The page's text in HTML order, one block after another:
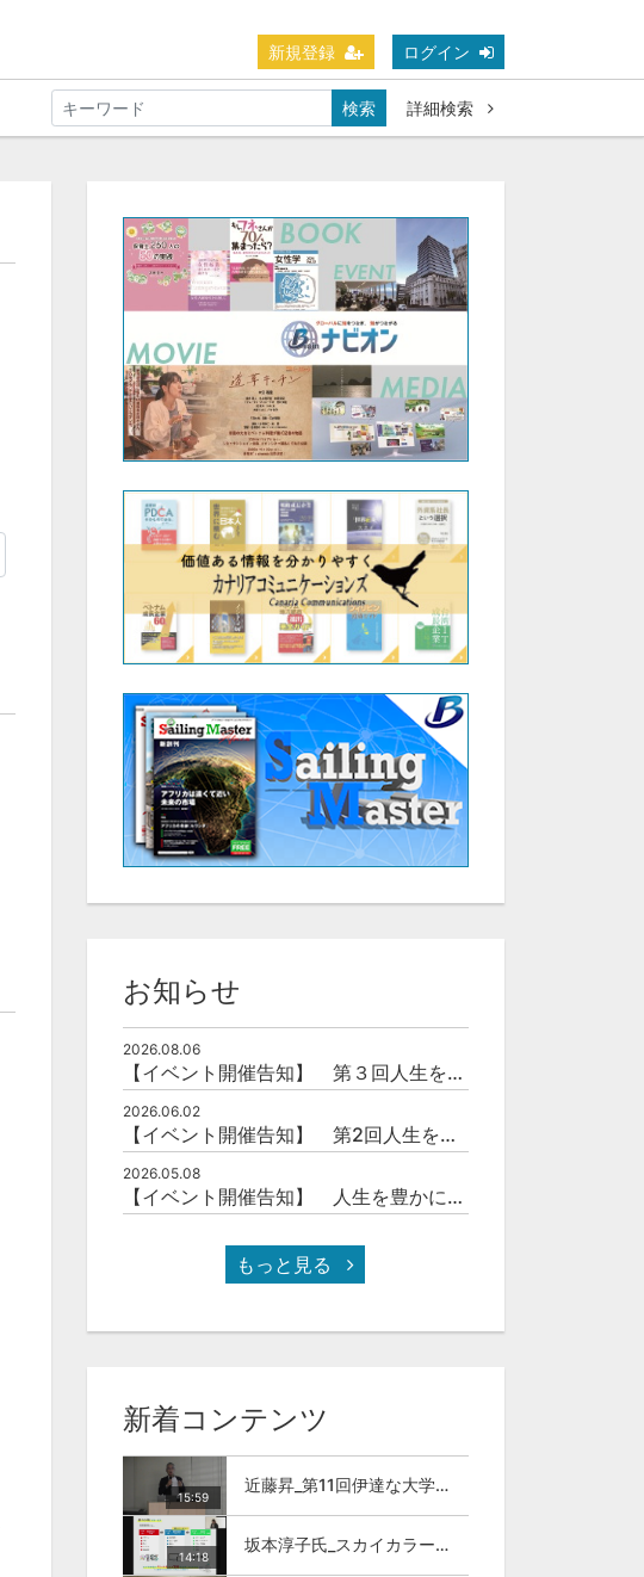
新規登録 ログイン
検索 詳細検索
お知らせ
2026.08.06
【イベント開催告知】 第３回人生を豊かにする「本の力」を学ぶ会
2026.06.02
【イベント開催告知】 第2回人生を豊かにする「本の力」を学ぶ会
2026.05.08
【イベント開催告知】 人生を豊かにする「本の力」を学ぶ会
もっと見る
新着コンテンツ
15:59
近藤昇_第11回伊達な大学院セミナー
14:18
坂本淳子氏_スカイカラー人材とは